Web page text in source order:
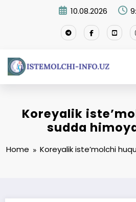
10.08.2026
Koreyalik
sudda
Home Koreyalik isteʼmolchi